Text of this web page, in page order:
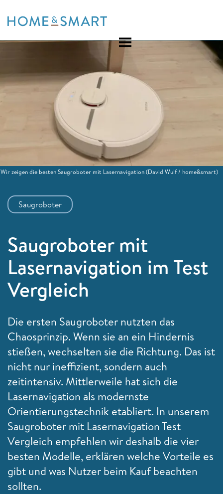
to
Saugroboter
Saugroboter mit
Lasernavigation im Test
Vergleich
Die ersten Saugroboter nutzten das
Chaosprinzip. Wenn sie an ein Hindernis
stießen, wechselten sie die Richtung. Das ist
nicht nur ineffizient, sondern auch
zeitintensiv. Mittlerweile hat sich die
Lasernavigation als modernste
Orientierungstechnik etabliert. In unserem
Saugroboter mit Lasernavigation Test
Vergleich empfehlen wir deshalb die vier
besten Modelle, erklären welche Vorteile es
gibt und was Nutzer beim Kauf beachten
sollten.
Wir zeigen die besten Saugroboter mit Lasernavigation(David Wulf / home&smart)